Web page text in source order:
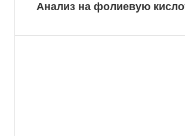
Анализ на фолиевую